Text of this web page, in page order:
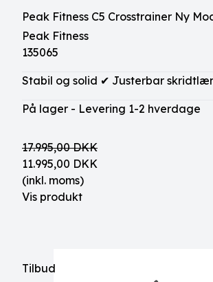
Peak Fitness C5 Crosstrainer Ny
Peak Fitness
135065
Stabil og solid ✔ Justerbar
På lager - Levering 1-2 hverdage
17.995,00 DKK
11.995,00 DKK
(inkl. moms)
Vis produkt
Tilbud